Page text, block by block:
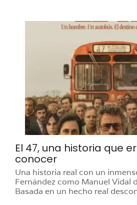
El 47, una historia que
conocer
Una historia real con un
Fernández como Manuel Vidal
Basada en un hecho real